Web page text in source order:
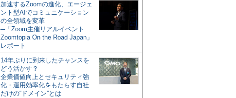
加速するZoomの進化、エージェ
ント型AIでコミュニケーション
の全領域を変革
─「Zoom主催リアルイベント
Zoomtopia On the Road Japan」
レポート
14年ぶりに到来したチャンスを
どう活かす？
企業価値向上とセキュリティ強
化・運用効率化をもたらす自社
だけの“ドメイン”とは